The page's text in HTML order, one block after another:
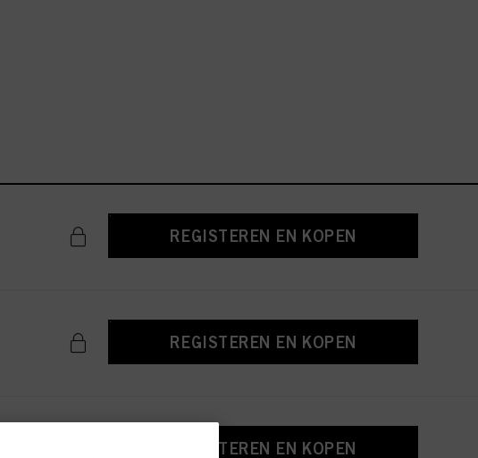
REGISTEREN EN KOPEN
REGISTEREN EN KOPEN
REGISTEREN EN KOPEN